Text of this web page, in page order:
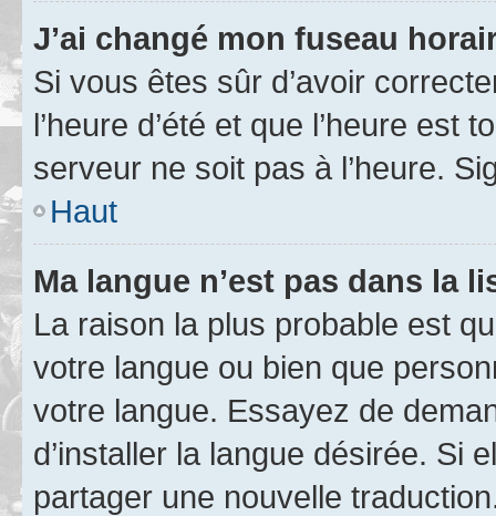
J’ai changé mon fuseau
Si vous êtes sûr d’avoir
l’heure d’été et que l’heure est
serveur ne soit pas à l’heure.
Haut
Ma langue n’est pas dans la
La raison la plus probable est
votre langue ou bien que
votre langue. Essayez de
d’installer la langue désirée. Si
partager une nouvelle